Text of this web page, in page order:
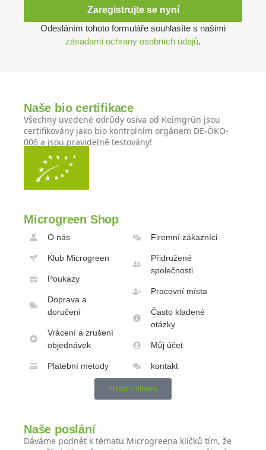
Zaregistrujte se nyní
Odesláním tohoto formuláře souhlasíte s našimi
zásadami ochrany osobních údajů.
Naše bio certifikace
Všechny uvedené odrůdy osiva od Keimgrün jsou
certifikovány jako bio kontrolním orgánem DE-ÖKO-
006 a jsou pravidelně testovány!
Microgreen Shop
O nás
Klub Microgreen
Poukazy
Doprava a
doručení
Vrácení a zrušení
objednávek
Platební metody
Firemní zákazníci
Přidružené
společnosti
Pracovní místa
Často kladené
otázky
Můj účet
kontakt
Zrušit smlouvu
Naše poslání
Dáváme podnět k tématu Microgreena klíčků tím, že